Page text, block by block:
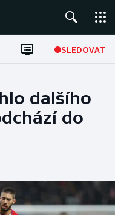
SLEDOVAT
dalšího
do